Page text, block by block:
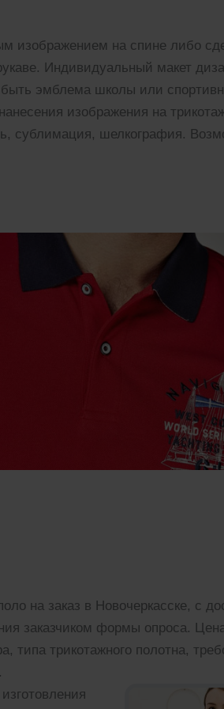
изображением на спине либо
Индивидуальный макет
быть эмблема школы или
изображения на
сублимация, шелкография.
на заказ в Новочеркасске, с
заказчиком формы опроса.
типа трикотажного полотна,